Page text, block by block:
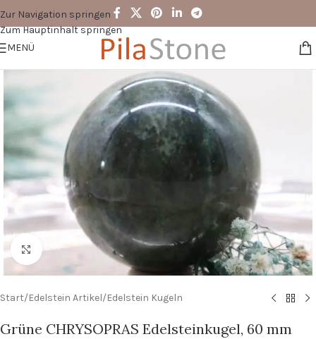
Zur Navigation springen
Zum Hauptinhalt springen
MENÜ
Zum Vergrößern klicken
Start/Edelstein Artikel/Edelstein Kugeln
Grüne CHRYSOPRAS Edelsteinkugel, 60 mm